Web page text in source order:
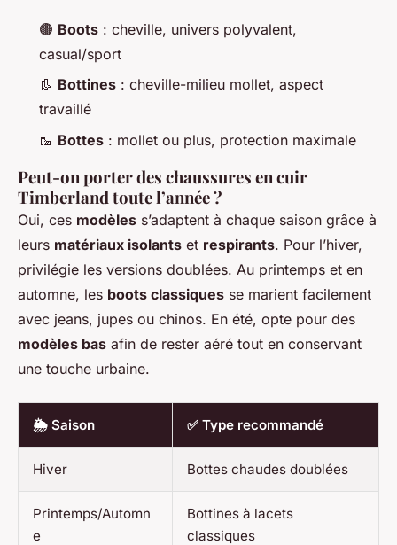
🟤 Boots : cheville, univers polyvalent,
casual/sport
👢 Bottines : cheville-milieu mollet, aspect
travaillé
🥾 Bottes : mollet ou plus, protection maximale
Peut-on porter des chaussures en cuir
Timberland toute l’année ?
Oui, ces modèles s’adaptent à chaque saison grâce à
leurs matériaux isolants et respirants. Pour l’hiver,
privilégie les versions doublées. Au printemps et en
automne, les boots classiques se marient facilement
avec jeans, jupes ou chinos. En été, opte pour des
modèles bas afin de rester aéré tout en conservant
une touche urbaine.
🌦️ Saison ✅ Type recommandé
Hiver Bottes chaudes doublées
Printemps/Automn
e
Bottines à lacets
classiques